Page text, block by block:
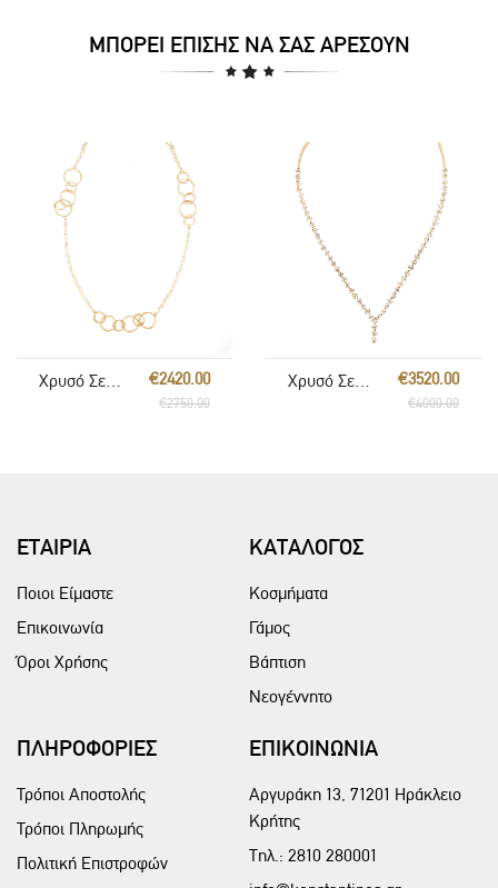
ΜΠΟΡΕΊ ΕΠΊΣΗΣ ΝΑ ΣΑΣ ΑΡΈΣΟΥΝ
€2420.00
€2750.00
€3520.00
€4000.00
ΕΤΑΙΡΙΑ
Ποιοι Είμαστε
Επικοινωνία
Όροι Χρήσης
ΚΑΤΑΛΟΓΟΣ
Κοσμήματα
Γάμος
Βάπτιση
Νεογέννητο
ΠΛΗΡΟΦΟΡΙΕΣ
Τρόποι Αποστολής
Τρόποι Πληρωμής
Πολιτική Επιστροφών
ΕΠΙΚΟΙΝΩΝΙΑ
Αργυράκη 13, 71201 Ηράκλειο
Κρήτης
Τηλ.: 2810 280001